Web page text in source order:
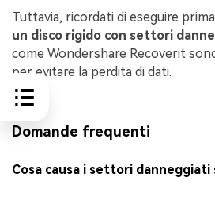
Tuttavia, ricordati di eseguire prima
un disco rigido con settori
come Wondershare Recoverit
per evitare la perdita di dati.
Domande frequenti
Cosa causa i settori danneggiati